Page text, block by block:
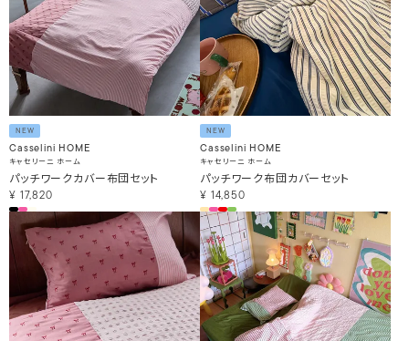
NEW
Casselini HOME
キャセリーニ ホーム
パッチワークカバー布団セット
¥ 17,820
NEW
Casselini HOME
キャセリーニ ホーム
パッチワーク布団カバーセット
¥ 14,850